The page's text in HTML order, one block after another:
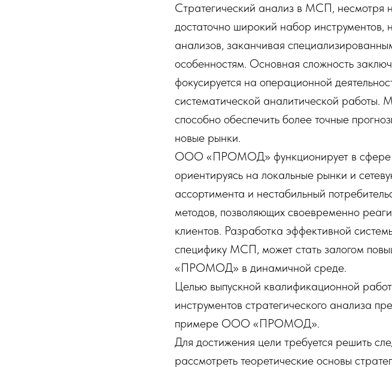
Стратегический анализ в МСП, несмотря
достаточно широкий набор инструментов,
анализов, заканчивая
особенностям. Основная сложность
фокусируется на операционной
систематической аналитической работы.
способно обеспечить более точные
новые рынки.
ООО «ПРОМОД» функционирует в сфере
ориентируясь на локальные рынки и
ассортимента и нестабильный
методов, позволяющих своевременно
клиентов. Разработка эффективной
специфику МСП, может стать залогом
«ПРОМОД» в динамичной среде.
Целью выпускной квалификационной
инструментов стратегического анализа
примере ООО «ПРОМОД».
Для достижения цели требуется решить
рассмотреть теоретические основы